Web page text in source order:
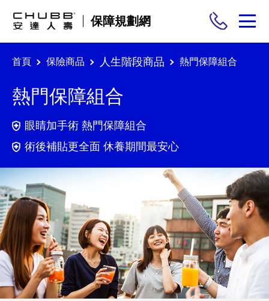
保障規劃網
保險商品
需求分析
投保與理賠
保險與生活
首頁 保險商品 人生階段商品 熱門保障組合
熱門保障組合
眼睛加手術 熱門保障組合
術後補貼更全面 休養期間最安心